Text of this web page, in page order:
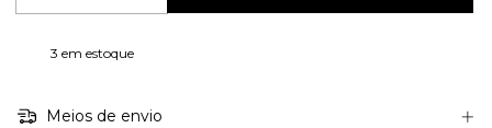
3 em estoque
Meios de envio